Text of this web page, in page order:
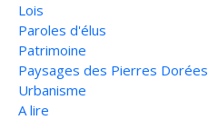
Lois
Paroles d'élus
Patrimoine
Paysages des Pierres Dorées
Urbanisme
A lire